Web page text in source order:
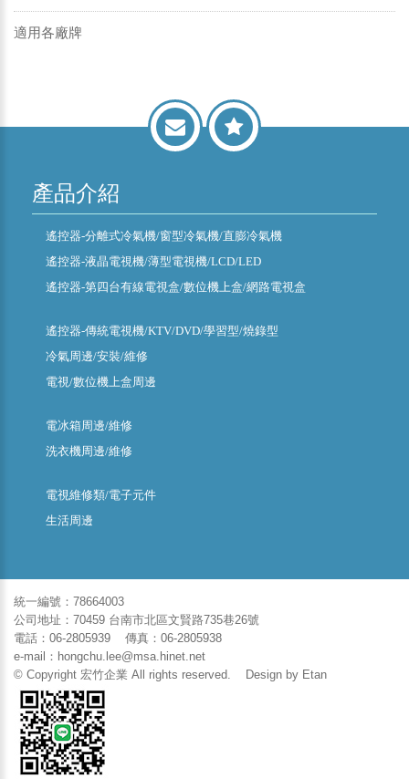
適用各廠牌
產品介紹
遙控器-分離式冷氣機/窗型冷氣機/直膨冷氣機
遙控器-液晶電視機/薄型電視機/LCD/LED
遙控器-第四台有線電視盒/數位機上盒/網路電視盒
遙控器-傳統電視機/KTV/DVD/學習型/燒錄型
冷氣周邊/安裝/維修
電視/數位機上盒周邊
電冰箱周邊/維修
洗衣機周邊/維修
電視維修類/電子元件
生活周邊
統一編號：78664003
公司地址：70459 台南市北區文賢路735巷26號
電話：06-2805939 傳真：06-2805938
e-mail：hongchu.lee@msa.hinet.net
© Copyright 宏竹企業 All rights reserved. Design by Etan